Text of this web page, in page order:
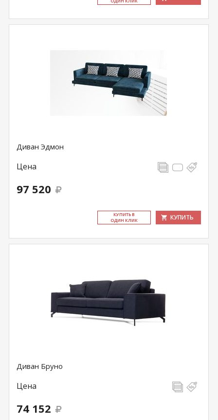
Диван Эдмон
Цена
97 520
КУ­ПИТЬ В
ОДИН КЛИК
КУПИТЬ
Диван Бруно
Цена
74 152